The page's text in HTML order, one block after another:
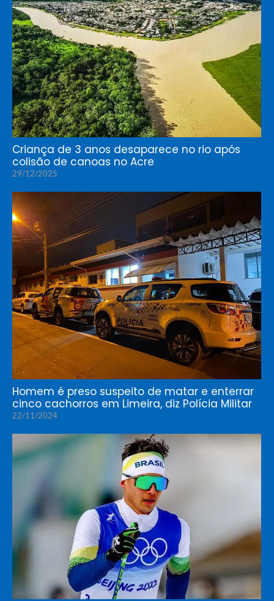
Criança de 3 anos desaparece no rio após
colisão de canoas no Acre
29/12/2025
Homem é preso suspeito de matar e enterrar
cinco cachorros em Limeira, diz Polícia Militar
22/11/2024